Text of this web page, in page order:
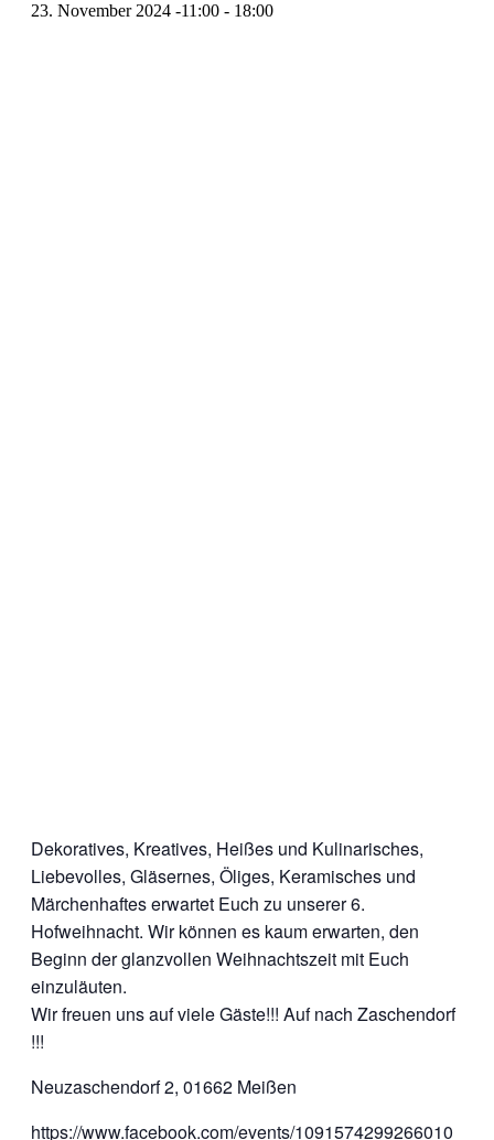
23. November 2024 -11:00 - 18:00
Dekoratives, Kreatives, Heißes und Kulinarisches,
Liebevolles, Gläsernes, Öliges, Keramisches und
Märchenhaftes erwartet Euch zu unserer 6.
Hofweihnacht. Wir können es kaum erwarten, den
Beginn der glanzvollen Weihnachtszeit mit Euch
einzuläuten.
Wir freuen uns auf viele Gäste!!! Auf nach Zaschendorf
!!!
Neuzaschendorf 2, 01662 Meißen
https://www.facebook.com/events/1091574299266010